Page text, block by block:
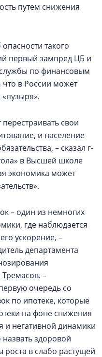
путем снижения
такого
первый зампред ЦБ и
по финансовым
в России может
свои
и население
– сказал г-
в Высшей школе
экономика может
– один из немногих
где наблюдается
ускорение, –
департамента
–
очередь со
по ипотеке, которые
на фоне снижения
и негативной динамики
здоровой
в слабо растущей